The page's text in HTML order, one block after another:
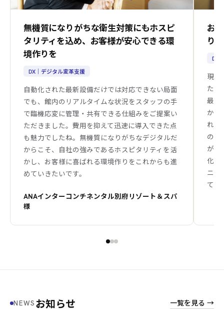
無機質になりがちな衛生対策にもホスピ
タリティを込め、お客様が安心できる環
境作りを
DX｜デジタル変革支援
自動化された最新設備だけでは対応できない局面
でも、館内のリアルタイムな状況をスタッフの手
で臨機応変に管理・共有できる仕組みをご提案い
ただきました。費用を抑えて迅速に導入できた点
も魅力でしたね。無機質になりがちなデジタルだ
からこそ、自社の強みであるホスピタリティを活
かし、お客様に喜ばれる環境作りをこれからも進
めていきたいです。
ANAインターコンチネンタル別府リゾート＆スパ
様
お
りを
DX
現場
たが
最新
かげ
れま
の安
がっ
化さ
ニー
てい
NEWS お知らせ 一覧を見る →